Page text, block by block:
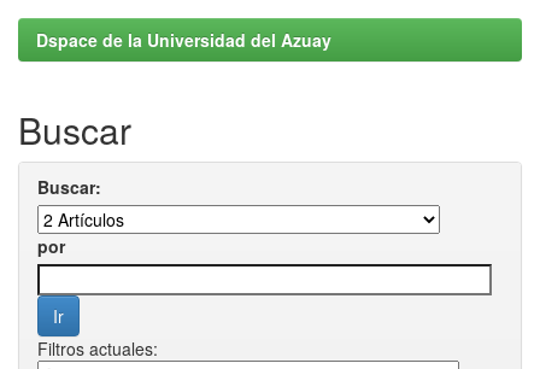
Dspace de la Universidad del Azuay
Buscar
Buscar:
por
Filtros actuales: